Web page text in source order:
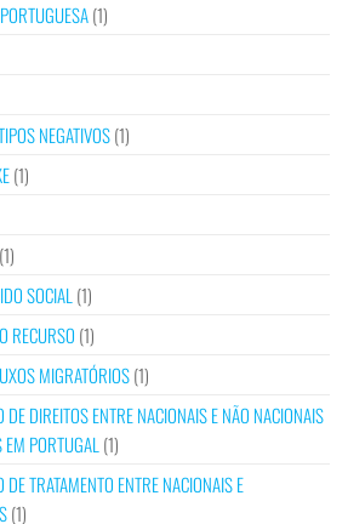
(1)
NEGATIVOS(1)
(1)
(1)
SOCIAL (1)
RECURSO (1)
MIGRATÓRIOS(1)
DE DIREITOS ENTRE NACIONAIS E NÃO NACIONAIS
PORTUGAL (1)
TRATAMENTO ENTRE NACIONAIS E
(1)